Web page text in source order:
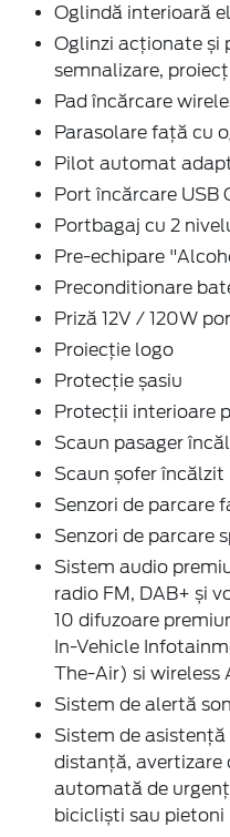
Oglindă interioară
Oglinzi acționate și
semnalizare,
Pad încărcare
Parasolare față cu
Pilot automat
Port încărcare USB
Portbagaj cu 2
Pre-echipare
Preconditionare
Priză 12V / 120W
Proiecție logo
Protecție șasiu
Protecții interioare
Scaun pasager
Scaun șofer încălzit
Senzori de parcare
Senzori de parcare
Sistem audio
radio FM, DAB+ și
10 difuzoare
In-Vehicle
The-Air) si wireless
Sistem de alertă
Sistem de
distanță, avertizare
automată de
bicicliști sau pietoni